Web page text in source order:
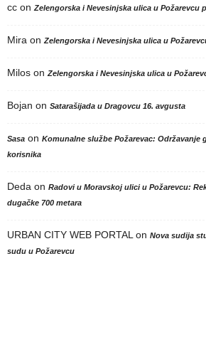
cc on Zelengorska i Nevesinjska ulica u Požarevcu
Mira on Zelengorska i Nevesinjska ulica u
Milos on Zelengorska i Nevesinjska ulica u
Bojan on Satarašijada u Dragovcu 16. avgusta
Sasa on Komunalne službe Požarevac: Održavanje
korisnika
Deda on Radovi u Moravskoj ulici u Požarevcu:
dugačke 700 metara
URBAN CITY WEB PORTAL on Nova sudija
sudu u Požarevcu